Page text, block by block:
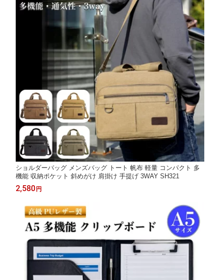
ショルダーバッグ メンズバッグ トート 帆布 軽量 コンパクト 多
機能 収納ポケット 斜めがけ 肩掛け 手提げ 3WAY SH321
2,580円